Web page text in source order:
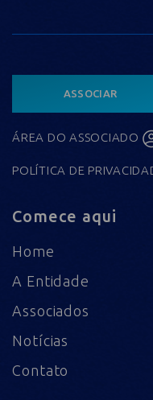
ASSOCIAR
ÁREA DO ASSOCIADO
POLÍTICA DE
Comece aqui
Home
A Entidade
Associados
Notícias
Contato